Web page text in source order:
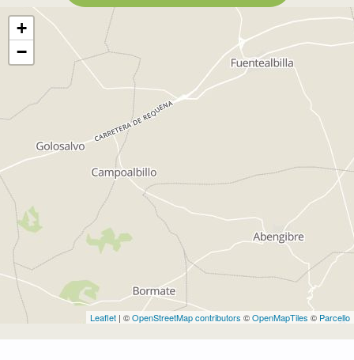
+
−
Leaflet | ©OpenStreetMap contributors ©OpenMapTiles © Parcello